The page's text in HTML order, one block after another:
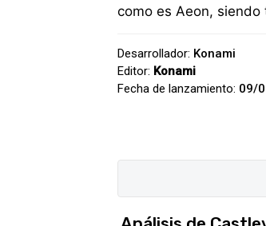
como es Aeon,
Desarrollador: Konami
Editor: Konami
Fecha de lanzamiento: 09/